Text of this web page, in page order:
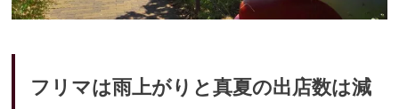
フリマは雨上がりと真夏の出店数は減